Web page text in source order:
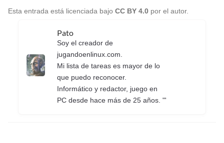
Esta entrada está licenciada bajo CC BY 4.0 por el autor.
Pato
Soy el creador de
jugandoenlinux.com.
Mi lista de tareas es mayor de lo
que puedo reconocer.
Informático y redactor, juego en
PC desde hace más de 25 años. "'